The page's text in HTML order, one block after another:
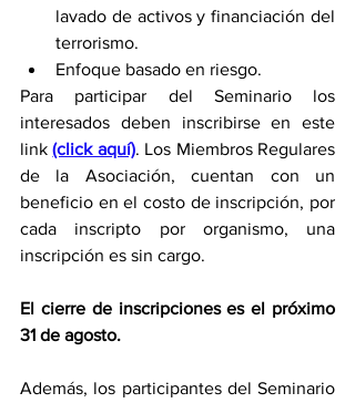
lavado de activos y financiación del
terrorismo.
Enfoque basado en riesgo.
Para participar del Seminario los
interesados deben inscribirse en este
link (click aquí). Los Miembros Regulares
de la Asociación, cuentan con un
beneficio en el costo de inscripción, por
cada inscripto por organismo, una
inscripción es sin cargo.
El cierre de inscripciones es el próximo
31 de agosto.
Además, los participantes del Seminario